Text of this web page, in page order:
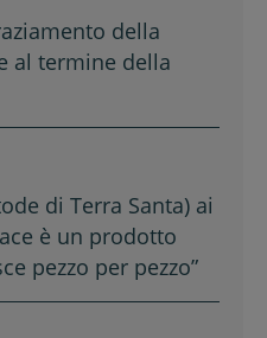
della
al termine della
di Terra Santa) ai
è un prodotto
pezzo per pezzo”